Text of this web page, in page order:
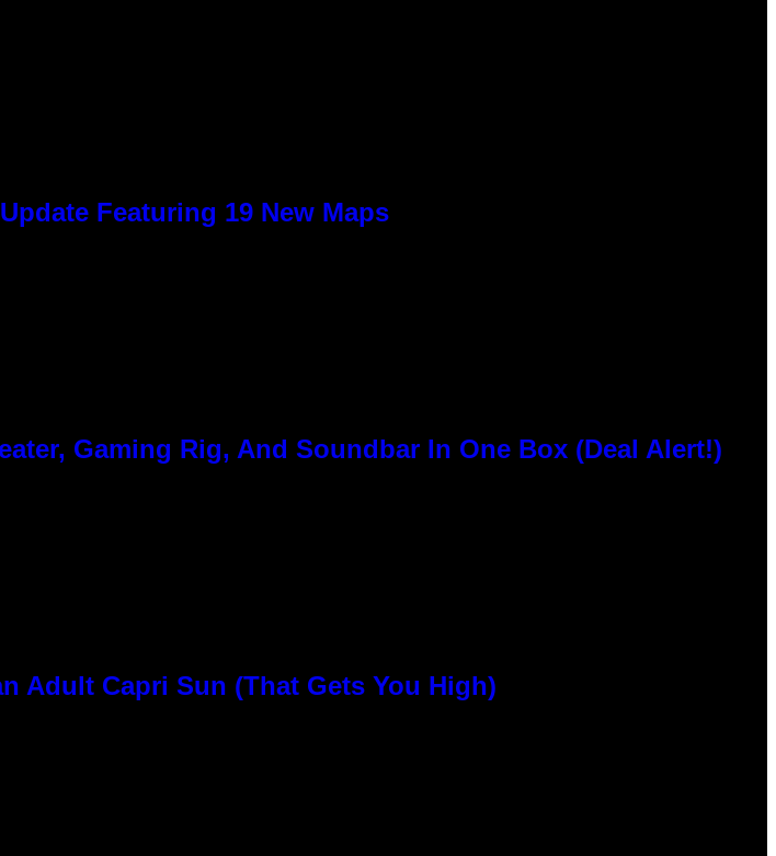
Featuring 19 New Maps
Gaming Rig, And Soundbar In One Box (Deal Alert!)
Adult Capri Sun (That Gets You High)